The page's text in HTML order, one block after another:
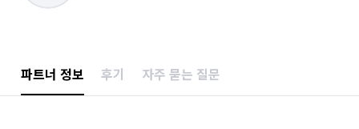
파트너 정보 후기 자주 묻는 질문